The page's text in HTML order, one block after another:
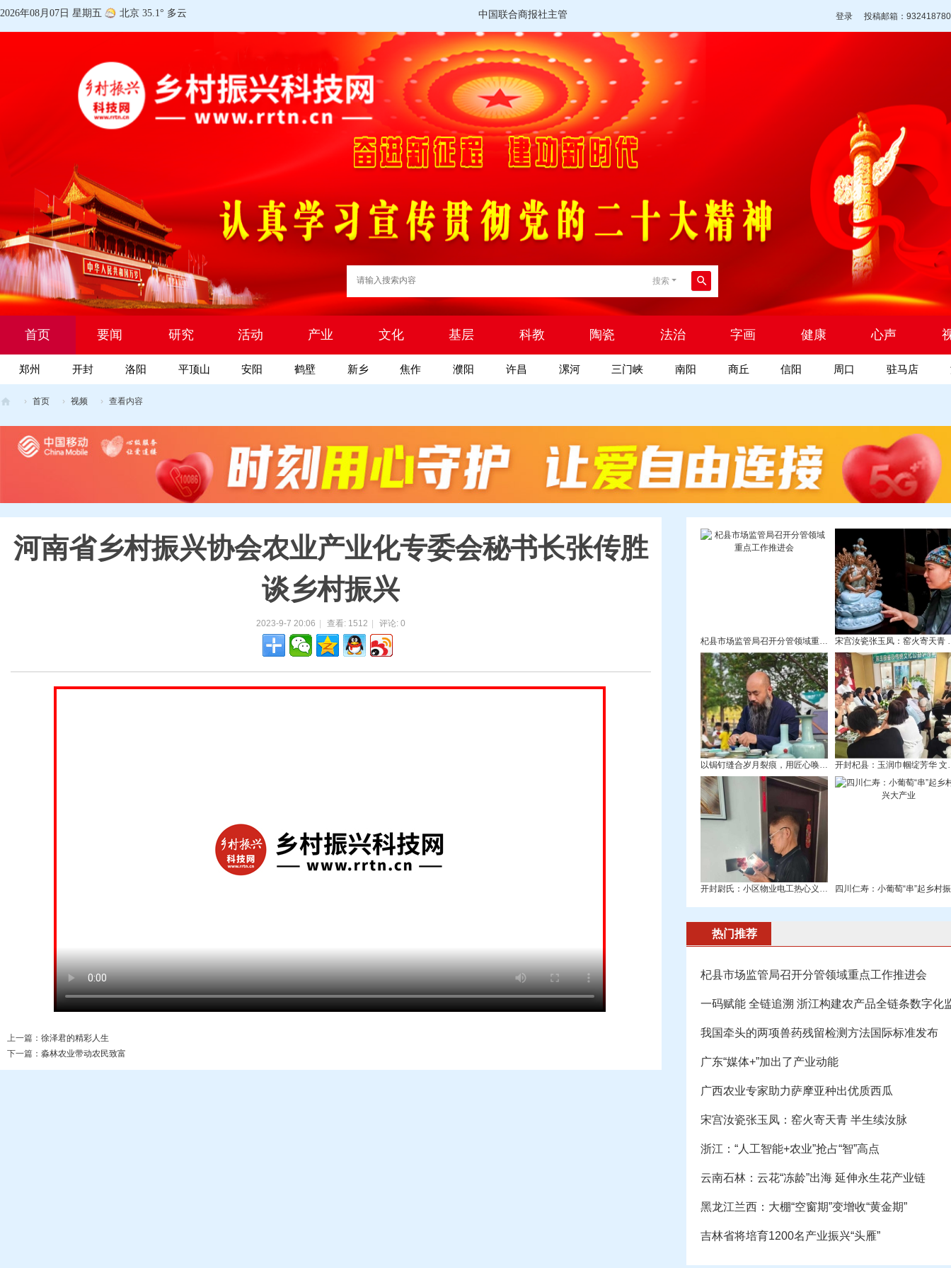
中国联合商报社主管 登录 投稿邮箱：
首页
Portal
要闻 研究
院
活动 产业 文化 基层 科教 陶瓷 法治 字画 健康 心声
搜索
搜
郑州 开封 洛阳 平顶山 安阳 鹤壁 新乡 焦作 濮阳 许昌 漯河 三门峡 南阳 商丘 信阳 周口 驻马店
科
› 首页 › 视频 › 查看内容
河南省乡村振兴协会农业产业化专委会秘书长张传胜
谈乡村振兴
2023-9-7 20:06 查看: 1512 评论: 0
上一篇： 徐泽君的精彩人生
下一篇： 淼林农业带动农民致富
杞县市场监管局召开分管领域重点工作推进会 宋宫汝瓷
以锔钉缝合岁月裂痕，用匠心唤醒残缺之美— 开封杞县
开封尉氏：小区物业电工热心义务帮业主，贴
热门推荐
杞县市场监管局召开分管领域重点工作推进会
一码赋能 全链追溯 浙江构建农产品全链条数字化
我国牵头的两项兽药残留检测方法国际标准发布
广东“媒体+”加出了产业动能
广西农业专家助力萨摩亚种出优质西瓜
宋宫汝瓷张玉凤：窑火寄天青 半生续汝脉
浙江：“人工智能+农业”抢占“智”高点
云南石林：云花“冻龄”出海 延伸永生花产业链
黑龙江兰西：大棚“空窗期”变增收“黄金期”
吉林省将培育1200名产业振兴“头雁”